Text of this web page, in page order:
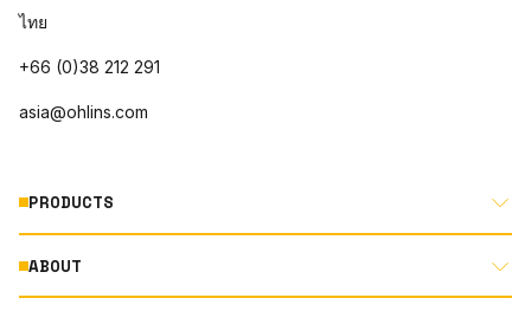
ไทย
+66 (0)38 212 291
asia@ohlins.com
PRODUCTS
MOTORCYCLE
ABOUT